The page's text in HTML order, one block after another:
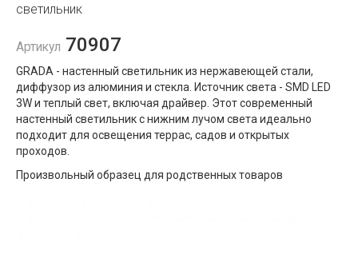
светильник
Артикул 70907
GRADA - настенный светильник из нержавеющей стали,
диффузор из алюминия и стекла. Источник света - SMD LED
3W и теплый свет, включая драйвер. Этот современный
настенный светильник с нижним лучом света идеально
подходит для освещения террас, садов и открытых
проходов.
Произвольный образец для родственных товаров